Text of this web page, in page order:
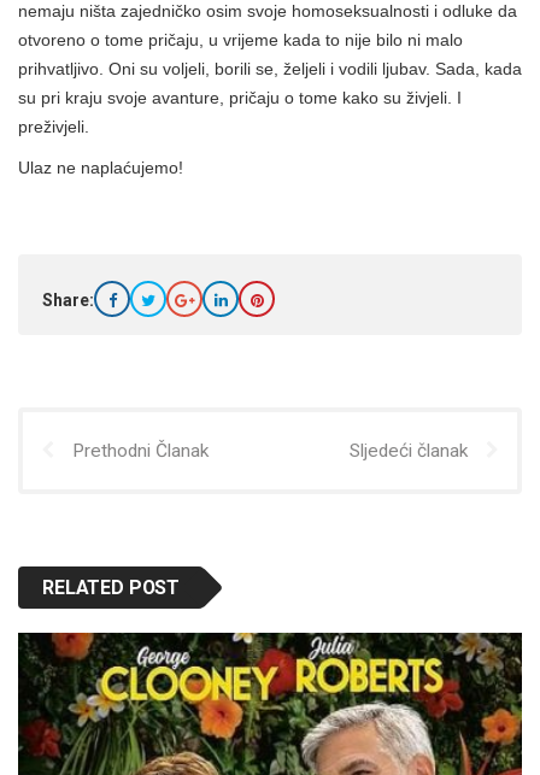
nemaju ništa zajedničko osim svoje homoseksualnosti i odluke da
otvoreno o tome pričaju, u vrijeme kada to nije bilo ni malo
prihvatljivo. Oni su voljeli, borili se, željeli i vodili ljubav. Sada, kada
su pri kraju svoje avanture, pričaju o tome kako su živjeli. I
preživjeli.
Ulaz ne naplaćujemo!
Share:
Prethodni Članak Sljedeći članak
RELATED POST